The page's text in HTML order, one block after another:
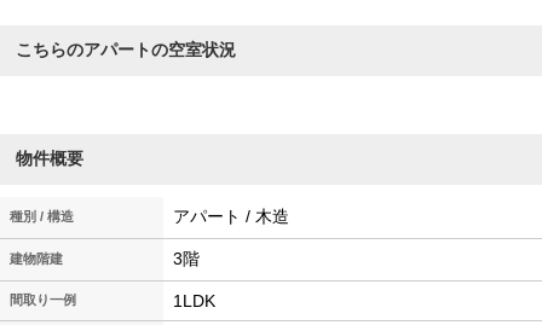
こちらのアパートの空室状況
物件概要
種別 / 構造 アパート / 木造
建物階建 3階
間取り一例 1LDK